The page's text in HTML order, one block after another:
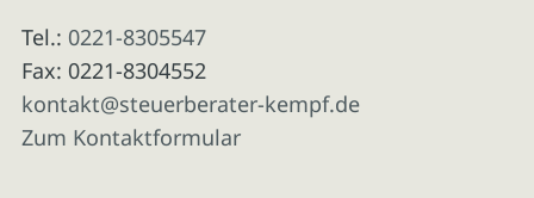
Tel.: 0221-8305547
Fax: 0221-8304552
kontakt@steuerberater-kempf.de
Zum Kontaktformular